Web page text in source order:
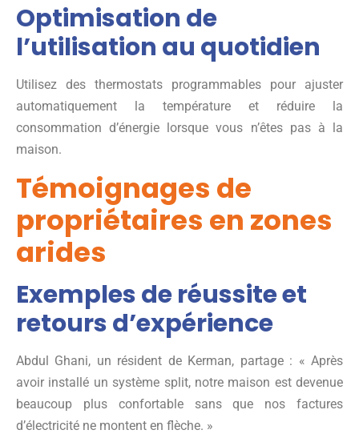
Optimisation de
l’utilisation au quotidien
Utilisez des thermostats programmables pour ajuster
automatiquement la température et réduire la
consommation d’énergie lorsque vous n’êtes pas à la
maison.
Témoignages de
propriétaires en zones
arides
Exemples de réussite et
retours d’expérience
Abdul Ghani, un résident de Kerman, partage : « Après
avoir installé un système split, notre maison est devenue
beaucoup plus confortable sans que nos factures
d’électricité ne montent en flèche. »